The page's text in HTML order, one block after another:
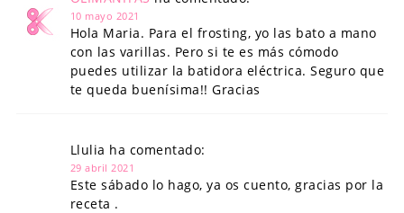
10 mayo 2021
Hola Maria. Para el frosting, yo las bato a mano
con las varillas. Pero si te es más cómodo
puedes utilizar la batidora eléctrica. Seguro que
te queda buenísima!! Gracias
Llulia ha comentado:
29 abril 2021
Este sábado lo hago, ya os cuento, gracias por la
receta .